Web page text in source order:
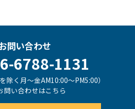
問い合わせ
6788-1131
除く月〜金AM10:00〜PM5:00）
問い合わせはこちら